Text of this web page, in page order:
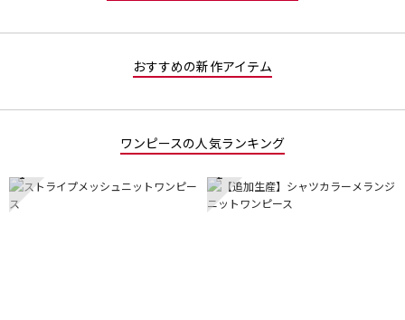
おすすめの新作アイテム
ワンピースの人気ランキング
1 2